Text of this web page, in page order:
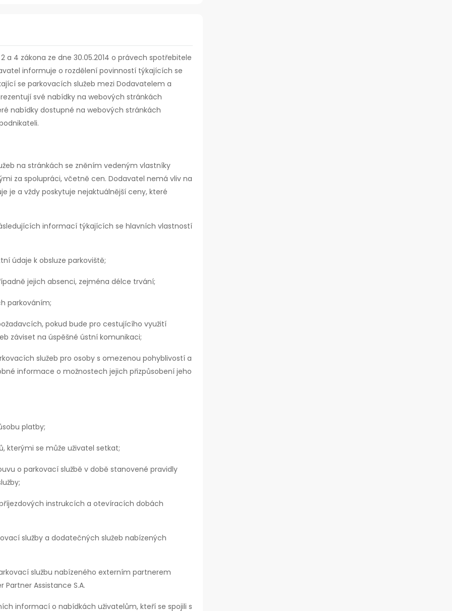
a 4 zákona ze dne 30.05.2014 o právech spotřebitele
informuje o rozdělení povinností týkajících se
se parkovacích služeb mezi Dodavatelem a
své nabídky na webových stránkách
nabídky dostupné na webových stránkách
na stránkách se zněním vedeným vlastníky
za spolupráci, včetně cen. Dodavatel nemá vliv na
je a vždy poskytuje nejaktuálnější ceny, které
informací týkajících se hlavních vlastností
údaje k obsluze parkoviště;
jejich absenci, zejména délce trvání;
parkováním;
pokud bude pro cestujícího využití
záviset na úspěšné ústní komunikaci;
služeb pro osoby s omezenou pohyblivostí a
informace o možnostech jejich přizpůsobení jeho
platby;
kterými se může uživatel setkat;
o parkovací službě v době stanovené pravidly
instrukcích a otevíracích dobách
služby a dodatečných služeb nabízených
službu nabízeného externím partnerem
Assistance S.A.
informací o nabídkách uživatelům, kteří se spojili s